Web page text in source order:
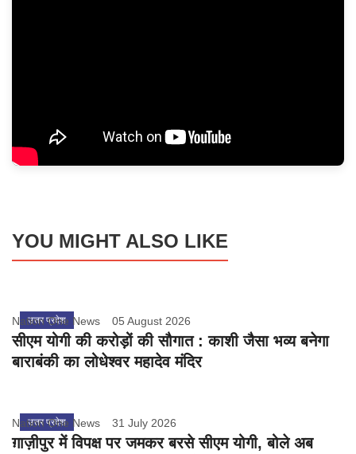
YOU MIGHT ALSO LIKE
उत्तर प्रदेश
Nation One News 05 August 2026
सीएम योगी की करोड़ों की सौगात : काशी जैसा भव्य बनेगा
बाराबंकी का लोधेश्वर महादेव मंदिर
उत्तर प्रदेश
Nation One News 31 July 2026
ग़ाज़ीपुर में विपक्ष पर जमकर बरसे सीएम योगी, बोले अब